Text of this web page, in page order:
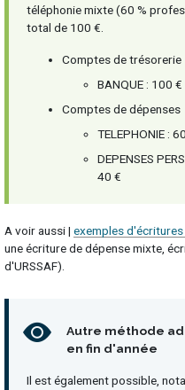
téléphonie mixte (60 %
total de 100 €.
Comptes de trésorerie
BANQUE : 100 €
Comptes de dépenses
TELEPHONIE :
DEPENSES
40 €
A voir aussi | exemples
une écriture de dépense mixte,
d'URSSAF).
Autre méthode
en fin d'année
Il est également possible,